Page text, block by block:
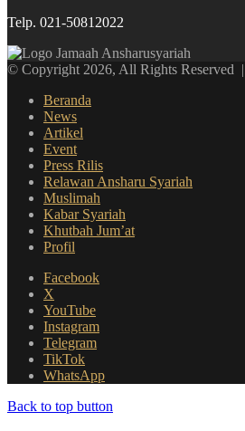
Telp. 021-50812022
© Copyright 2026, All Rights Reserved |
Beranda
News
Artikel
Event
Press Rilis
Relawan Ansharu Syariah
Muslimah
Kabar Syariah
Khutbah Jum’at
Profil
Facebook
X
YouTube
Instagram
Telegram
TikTok
WhatsApp
Back to top button